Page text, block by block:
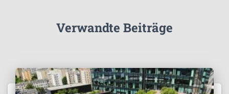
Verwandte Beiträge